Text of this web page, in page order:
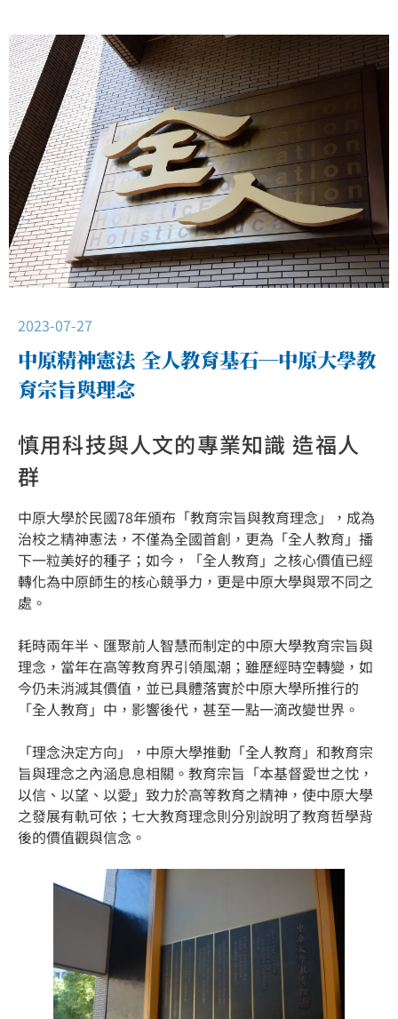
2023-07-27
中原精神憲法 全人教育基石─中原大學教
育宗旨與理念
慎用科技與人文的專業知識 造福人
群
中原大學於民國78年頒布「教育宗旨與教育理念」，成為
治校之精神憲法，不僅為全國首創，更為「全人教育」播
下一粒美好的種子；如今，「全人教育」之核心價值已經
轉化為中原師生的核心競爭力，更是中原大學與眾不同之
處。
耗時兩年半、匯聚前人智慧而制定的中原大學教育宗旨與
理念，當年在高等教育界引領風潮；雖歷經時空轉變，如
今仍未消減其價值，並已具體落實於中原大學所推行的
「全人教育」中，影響後代，甚至一點一滴改變世界。
「理念決定方向」，中原大學推動「全人教育」和教育宗
旨與理念之內涵息息相關。教育宗旨「本基督愛世之忱，
以信、以望、以愛」致力於高等教育之精神，使中原大學
之發展有軌可依；七大教育理念則分別說明了教育哲學背
後的價值觀與信念。